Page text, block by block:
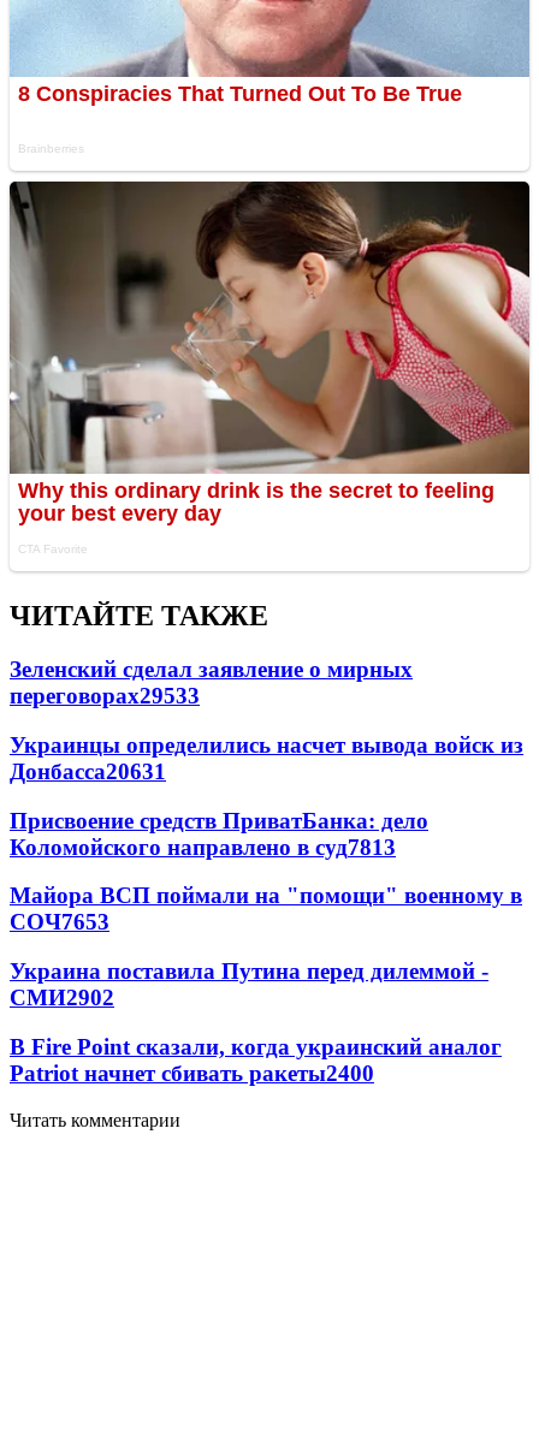
ЧИТАЙТЕ ТАКЖЕ
Зеленский сделал заявление о мирных
переговорах29533
Украинцы определились насчет вывода войск из
Донбасса20631
Присвоение средств ПриватБанка: дело
Коломойского направлено в суд7813
Майора ВСП поймали на "помощи" военному в
СОЧ7653
Украина поставила Путина перед дилеммой -
СМИ2902
В Fire Point сказали, когда украинский аналог
Patriot начнет сбивать ракеты2400
Читать комментарии